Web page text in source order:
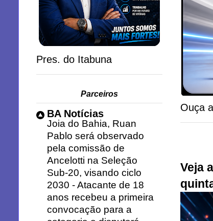
Ouça
Veja
Pres. do Itabuna
Parceiros
BA Notícias
Joia do Bahia, Ruan
Pablo será observado
pela comissão de
Ancelotti na Seleção
Sub-20, visando ciclo
2030 -Atacante de 18
anos recebeu a primeira
convocação para a